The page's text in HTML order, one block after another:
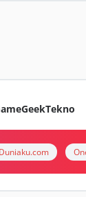
GeekTekno